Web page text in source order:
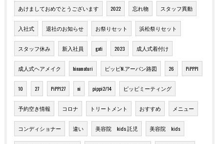
あけましておめでとうございます 2022 忘れ物 スタッフ異動
入社式 退社のお知らせ お祭りセット 浜松祭りセット
スタッフ休み 新入社員 gati 2023 成人式着付け
成人式ヘアメイク hinamaturi ピッピN.アーバン路図 26 PiPPPI
10 27 PiPPI27 ni pippi2/14 ピッピミーティング
予約空き情報 コロナ トリートメント おすすめ メニュー
コンディショナー 違い 美容院 kids 託児 美容院 kids